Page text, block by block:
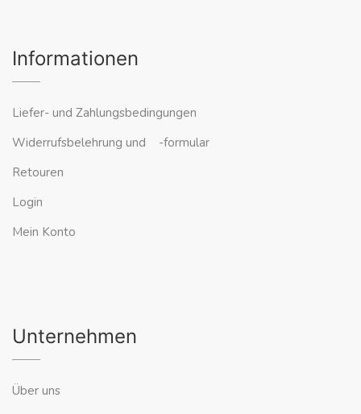
Informationen
Liefer- und Zahlungsbedingungen
Widerrufsbelehrung und -formular
Retouren
Login
Mein Konto
Unternehmen
Über uns